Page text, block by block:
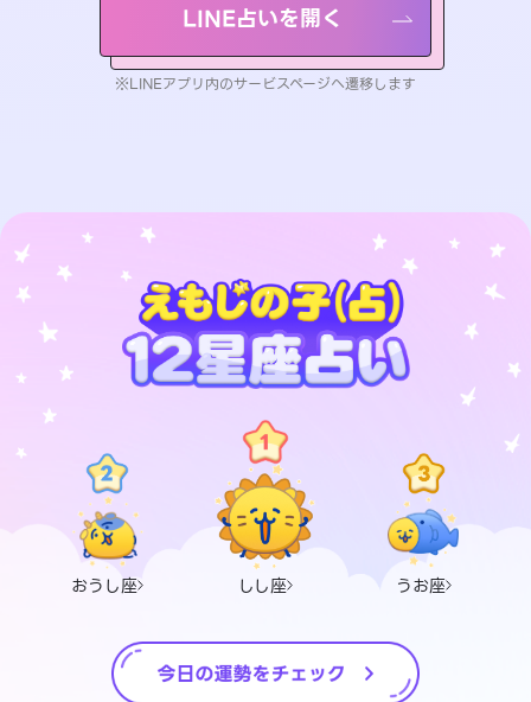
LINE占いを開く
※LINEアプリ内のサービスページへ遷移します
おうし座 しし座 うお座